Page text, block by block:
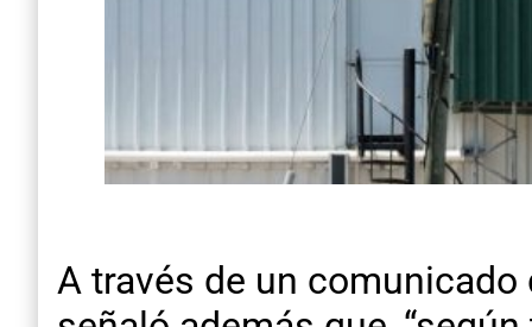
A través de un